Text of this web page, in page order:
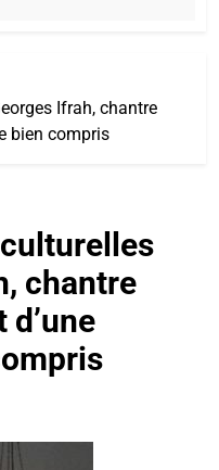
Ifrah, chantre
bien compris
chantre
d’une